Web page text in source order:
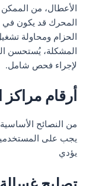
الأعطال، من
المحرك قد يكون في
الحزام ومحاولة
المشكلة، يُستحسن
لإجراء فحص شامل.
أرقام
يجب على
يؤدي